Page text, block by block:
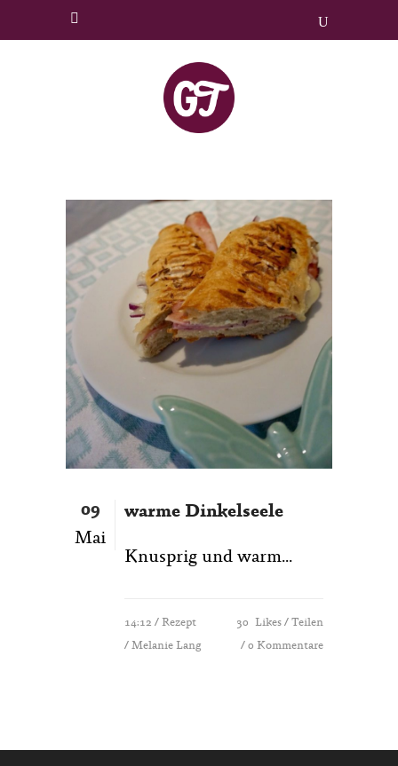
09
Mai
warme Dinkelseele
Knusprig und warm...
14:12 / Rezept
/ Melanie Lang
30 Likes
Teilen
0 Kommentare